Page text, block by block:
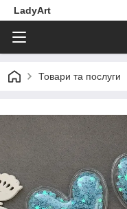
LadyArt
Товари та послуги